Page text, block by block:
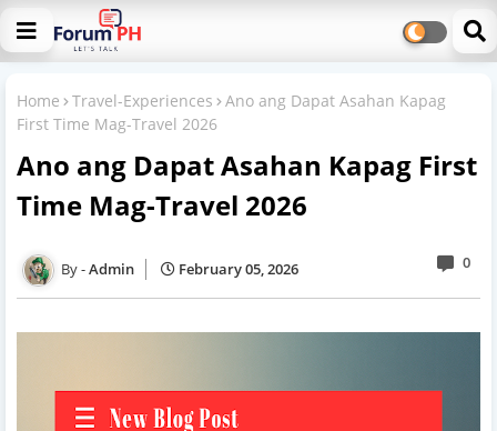
Home Travel-Experiences
Ano ang Dapat Asahan Kapag
First Time Mag-Travel 2026
Ano ang Dapat Asahan Kapag First
Time Mag-Travel 2026
Admin February 05, 2026 0